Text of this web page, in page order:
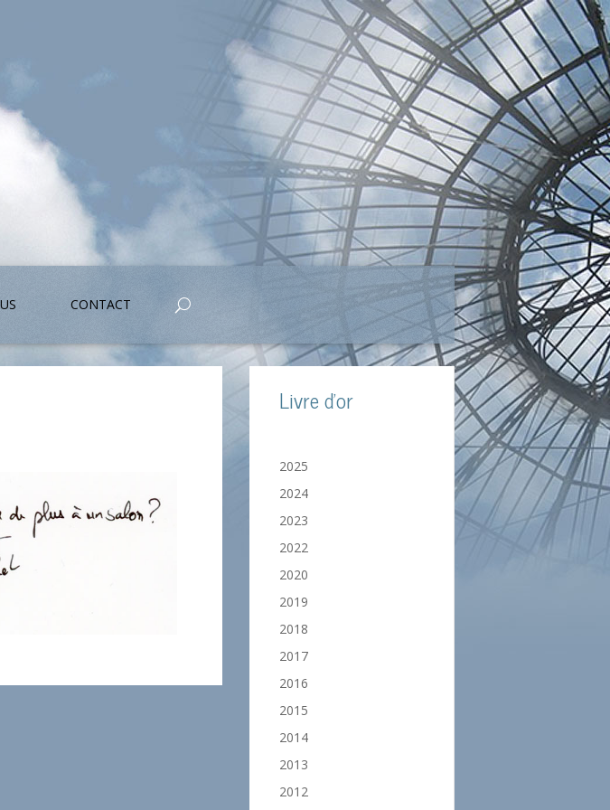
CONTACT
Livre d'or
2025
2024
2023
2022
2020
2019
2018
2017
2016
2015
2014
2013
2012